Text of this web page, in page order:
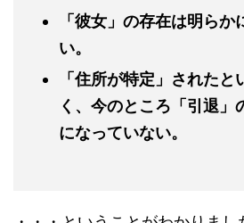
「彼女」の存在は明らか
い。
「住所が特定」されたと
く、今のところ「引退」
になっていない。